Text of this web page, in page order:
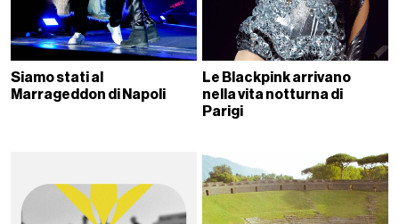
Siamo stati al
Marrageddon di Napoli
Le Blackpink arrivano
nella vita notturna di
Parigi